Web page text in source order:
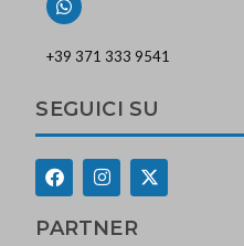
+39 371 333 9541
SEGUICI SU
PARTNER